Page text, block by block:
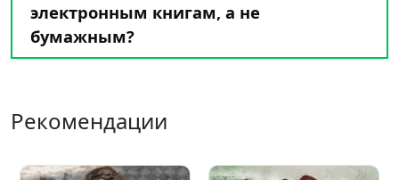
электронным книгам, а не
бумажным?
Рекомендации